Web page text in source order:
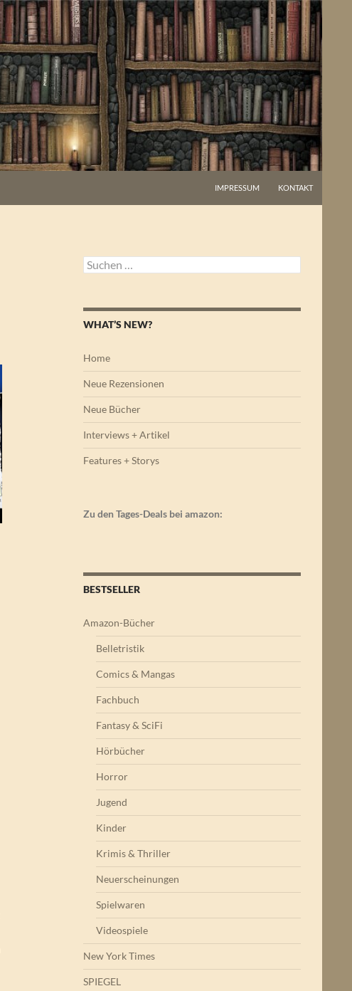
IMPRESSUM KONTAKT
Suchen
nach:
WHAT’S NEW?
Home
Neue Rezensionen
Neue Bücher
Interviews + Artikel
Features + Storys
Zu den Tages-Deals bei amazon:
BESTSELLER
Amazon-Bücher
Belletristik
Comics & Mangas
Fachbuch
Fantasy & SciFi
Hörbücher
Horror
Jugend
Kinder
Krimis & Thriller
Neuerscheinungen
Spielwaren
Videospiele
New York Times
SPIEGEL